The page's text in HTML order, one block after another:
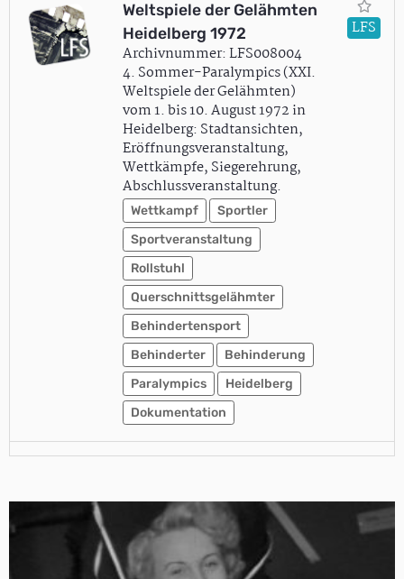
Weltspiele der Gelähmten
Heidelberg 1972
Archivnummer: LFS008004
4. Sommer-Paralympics (XXI.
Weltspiele der Gelähmten)
vom 1. bis 10. August 1972 in
Heidelberg: Stadtansichten,
Eröffnungsveranstaltung,
Wettkämpfe, Siegerehrung,
Abschlussveranstaltung.
Wettkampf
Sportler
Sportveranstaltung
Rollstuhl
Querschnittsgelähmter
Behindertensport
Behinderter
Behinderung
Paralympics
Heidelberg
Dokumentation
LFS